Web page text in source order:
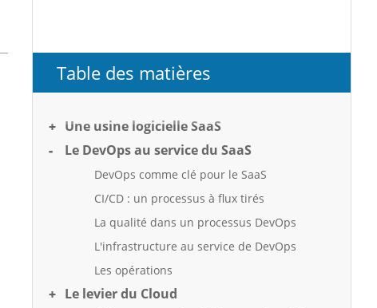
Table des matières
Une usine logicielle SaaS
Le DevOps au service du SaaS
DevOps comme clé pour le SaaS
CI/CD : un processus à flux tirés
La qualité dans un processus DevOps
L'infrastructure au service de DevOps
Les opérations
Le levier du Cloud